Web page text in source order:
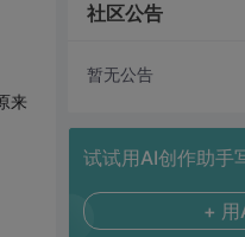
来
社区公告
暂无公告
试试用AI创作助手
+ 用